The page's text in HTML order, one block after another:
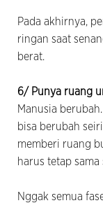
Pada akhirnya,
ringan saat
berat.
6/ Punya ruang
Manusia berubah.
bisa berubah
memberi ruang
harus tetap
Nggak semua